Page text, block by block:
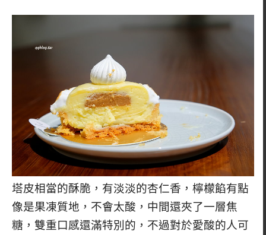
塔皮相當的酥脆，有淡淡的杏仁香，檸檬餡有點
像是果凍質地，不會太酸，中間還夾了一層焦
糖，雙重口感還滿特別的，不過對於愛酸的人可